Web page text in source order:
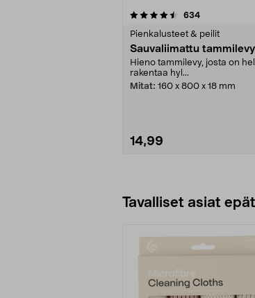
634arvostelut
Pienkalusteet & peilit
Sauvaliimattu tammilevy
Hieno tammilevy, josta on
rakentaa hyl...
Mitat: 160 x 800 x 18 mm
14,99
4.5viidestä
Tavalliset asiat